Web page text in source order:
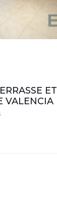
ET
VALENCIA